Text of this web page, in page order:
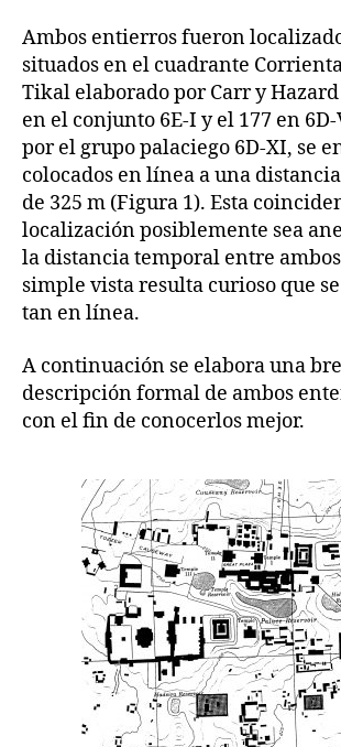
Ambos entierros fueron
situados en el cuadrante
Tikal elaborado por Carr y Hazard
en el conjunto 6E-I y el 177 en 6D-
por el grupo palaciego 6D-XI, se
colocados en línea a una
de 325 m (Figura 1). Esta
localización posiblemente sea
la distancia temporal entre
simple vista resulta curioso que
tan en línea.
A continuación se elabora una
descripción formal de ambos
con el fin de conocerlos mejor.